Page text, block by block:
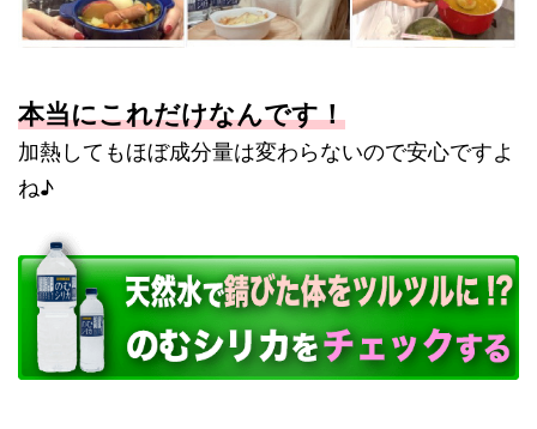
本当にこれだけなんです！
加熱してもほぼ成分量は変わらないので安心ですよ
ね♪